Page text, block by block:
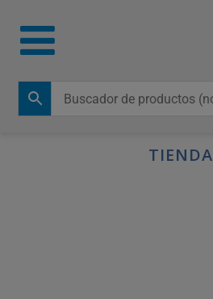
TIENDA